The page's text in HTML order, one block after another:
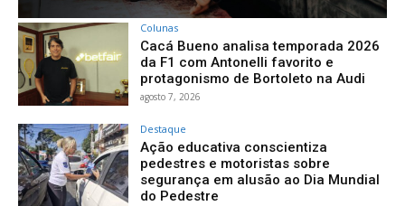
Colunas
Cacá Bueno analisa temporada 2026
da F1 com Antonelli favorito e
protagonismo de Bortoleto na Audi
agosto 7, 2026
Destaque
Ação educativa conscientiza
pedestres e motoristas sobre
segurança em alusão ao Dia Mundial
do Pedestre